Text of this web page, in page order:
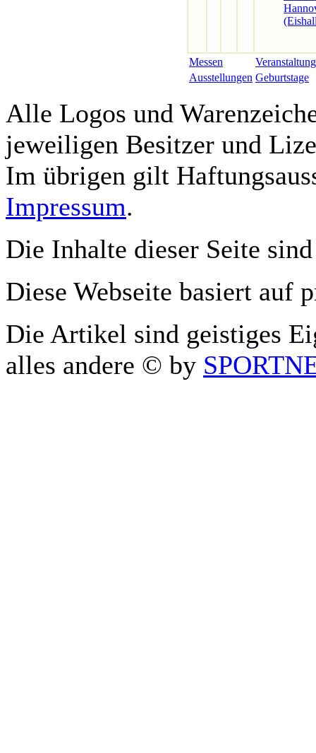
Messen
Veranstaltung
Ausstellungen Geburtstage
Alle Logos und
jeweiligen Besitzer und
Im übrigen gilt
Impressum.
Die Inhalte dieser Seite
Diese Webseite basiert auf
Die Artikel sind geistiges
alles andere © by